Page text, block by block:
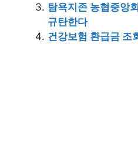
탐욕지존 농협중앙
규탄한다
건강보험 환급금 조